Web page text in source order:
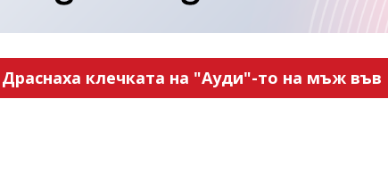
клечката на "Ауди"-то на мъж във